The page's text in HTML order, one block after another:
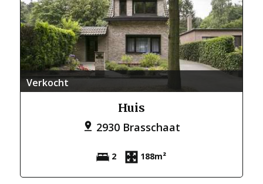
Verkocht
Huis
2930 Brasschaat
2 188m²